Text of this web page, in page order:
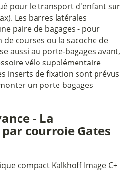
pour le transport d'enfant sur
Les barres latérales
paire de bagages - pour
courses ou la sacoche de
aussi au porte-bagages avant,
vélo supplémentaire
inserts de fixation sont prévus
un porte-bagages
- La
courroie Gates
compact Kalkhoff Image C+